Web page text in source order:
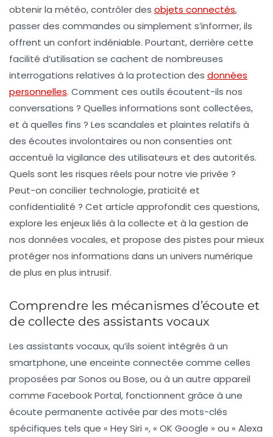
obtenir la météo, contrôler des objets connectés,
passer des commandes ou simplement s’informer, ils
offrent un confort indéniable. Pourtant, derrière cette
facilité d’utilisation se cachent de nombreuses
interrogations relatives à la protection des données
personnelles. Comment ces outils écoutent-ils nos
conversations ? Quelles informations sont collectées,
et à quelles fins ? Les scandales et plaintes relatifs à
des écoutes involontaires ou non consenties ont
accentué la vigilance des utilisateurs et des autorités.
Quels sont les risques réels pour notre vie privée ?
Peut-on concilier technologie, praticité et
confidentialité ? Cet article approfondit ces questions,
explore les enjeux liés à la collecte et à la gestion de
nos données vocales, et propose des pistes pour mieux
protéger nos informations dans un univers numérique
de plus en plus intrusif.
Comprendre les mécanismes d’écoute et
de collecte des assistants vocaux
Les assistants vocaux, qu’ils soient intégrés à un
smartphone, une enceinte connectée comme celles
proposées par Sonos ou Bose, ou à un autre appareil
comme Facebook Portal, fonctionnent grâce à une
écoute permanente activée par des mots-clés
spécifiques tels que « Hey Siri », « OK Google » ou « Alexa